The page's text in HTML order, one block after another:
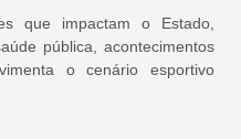
que impactam o Estado,
pública, acontecimentos
o cenário esportivo